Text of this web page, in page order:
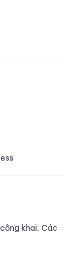
khai. Các